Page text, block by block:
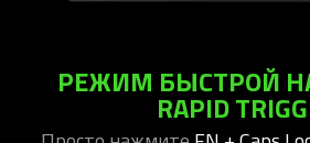
РЕЖИМ БЫСТРОЙ
RAPID